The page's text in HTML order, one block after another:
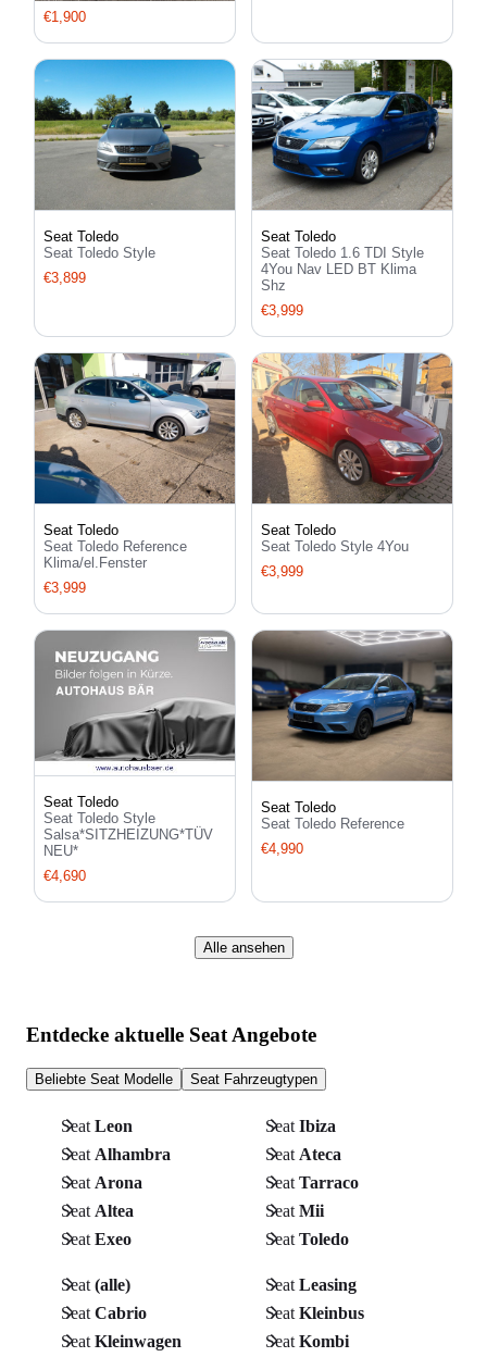
€1,900
Seat Toledo
Seat Toledo Style
€3,899
Seat Toledo
Seat Toledo 1.6 TDI Style
4You Nav LED BT Klima
Shz
€3,999
Seat Toledo
Seat Toledo Reference
Klima/el.Fenster
€3,999
Seat Toledo
Seat Toledo Style 4You
€3,999
Seat Toledo
Seat Toledo Style
Salsa*SITZHEIZUNG*TÜV
NEU*
€4,690
Seat Toledo
Seat Toledo Reference
€4,990
Alle ansehen
Entdecke aktuelle Seat Angebote
Beliebte Seat Modelle Seat Fahrzeugtypen
Seat Leon Seat Ibiza
Seat Alhambra Seat Ateca
Seat Arona Seat Tarraco
Seat Altea Seat Mii
Seat Exeo Seat Toledo
Seat (alle) Seat Leasing
Seat Cabrio Seat Kleinbus
Seat Kleinwagen Seat Kombi